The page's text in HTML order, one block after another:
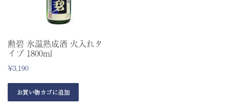
勲碧 氷温熟成酒 火入れタ
イプ 1800ml
¥3,190
お買い物カゴに追加